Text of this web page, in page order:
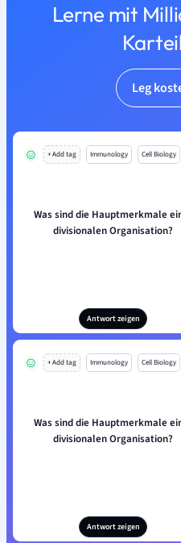
Lerne mit
Leg
+ Add tag Immunology Cell Biology
Was sind die Hauptmerkmale
divisionalen Organisation?
Antwort zeigen
+ Add tag Immunology Cell Biology
Was sind die Hauptmerkmale
divisionalen Organisation?
Antwort zeigen